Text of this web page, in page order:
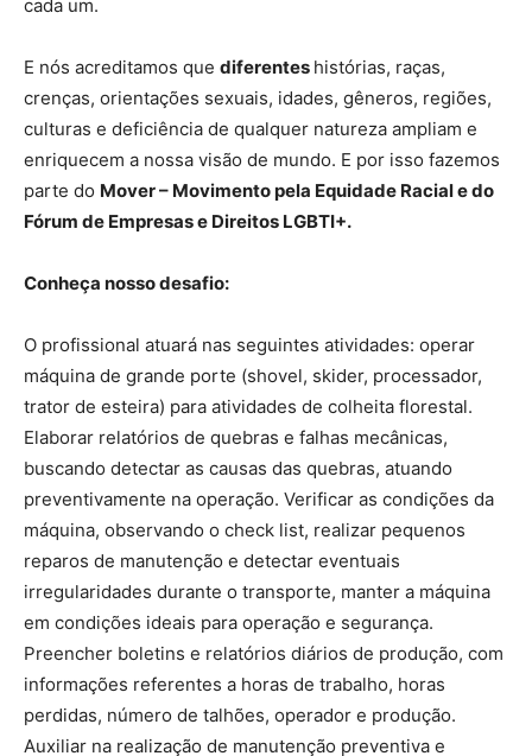
cada um.
E nós acreditamos que diferentes histórias, raças,
crenças, orientações sexuais, idades, gêneros, regiões,
culturas e deficiência de qualquer natureza ampliam e
enriquecem a nossa visão de mundo. E por isso fazemos
parte do Mover – Movimento pela Equidade Racial e do
Fórum de Empresas e Direitos LGBTI+.
Conheça nosso desafio:
O profissional atuará nas seguintes atividades: operar
máquina de grande porte (shovel, skider, processador,
trator de esteira) para atividades de colheita florestal.
Elaborar relatórios de quebras e falhas mecânicas,
buscando detectar as causas das quebras, atuando
preventivamente na operação. Verificar as condições da
máquina, observando o check list, realizar pequenos
reparos de manutenção e detectar eventuais
irregularidades durante o transporte, manter a máquina
em condições ideais para operação e segurança.
Preencher boletins e relatórios diários de produção, com
informações referentes a horas de trabalho, horas
perdidas, número de talhões, operador e produção.
Auxiliar na realização de manutenção preventiva e